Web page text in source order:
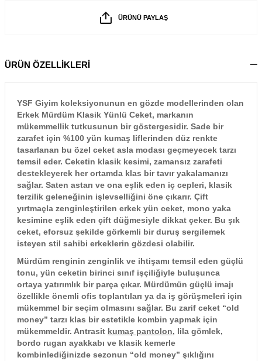
ÜRÜNÜ PAYLAŞ
ÜRÜN ÖZELLİKLERİ
YSF Giyim koleksiyonunun en gözde modellerinden olan
Erkek Mürdüm Klasik Yünlü Ceket, markanın
mükemmellik tutkusunun bir göstergesidir. Sade bir
zarafet için %100 yün kumaş liflerinden düz renkte
tasarlanan bu özel ceket asla modası geçmeyecek tarzı
temsil eder. Ceketin klasik kesimi, zamansız zarafeti
destekleyerek her ortamda klas bir tavır yakalamanızı
sağlar. Saten astarı ve ona eşlik eden iç cepleri, klasik
terzilik geleneğinin işlevselliğini öne çıkarır. Çift
yırtmaçla zenginleştirilen erkek yün ceket, mono yaka
kesimine eşlik eden çift düğmesiyle dikkat çeker. Bu şık
ceket, eforsuz şekilde görkemli bir duruş sergilemek
isteyen stil sahibi erkeklerin gözdesi olabilir.
Mürdüm renginin zenginlik ve ihtişamı temsil eden güçlü
tonu, yün ceketin birinci sınıf işçiliğiyle buluşunca
ortaya yatırımlık bir parça çıkar. Mürdümün güçlü imajı
özellikle önemli ofis toplantıları ya da iş görüşmeleri için
mükemmel bir seçim olmasını sağlar. Bu zarif ceket “old
money” tarzı klas bir estetikle kombin yapmak için
mükemmeldir. Antrasit kumaş pantolon, lila gömlek,
bordo rugan ayakkabı ve klasik kemerle
kombinlediğinizde sezonun “old money” şıklığını